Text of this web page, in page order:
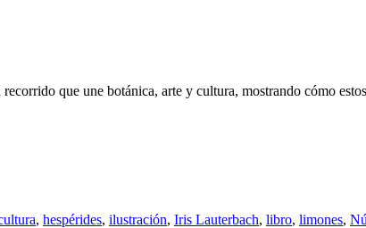
que une botánica, arte y cultura, mostrando cómo
, hespérides, ilustración, Iris Lauterbach, libro, limones,